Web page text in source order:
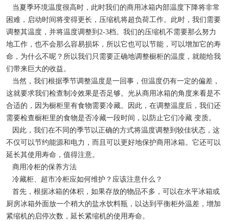
当夏季环境温度很高时，此时我们的商用冰箱内部温度下降将非常
困难，启动时间将变得更长，压缩机将超负荷工作。此时，我们需要
调整其温度，并将温度调整到2-3档。我们的压缩机不需要那么努力
地工作，也不会那么容易损坏，所以它也可以节能，可以增加它的寿
命，为什么不呢？所以我们只需要正确地调整橱柜的温度，就能给我
们带来巨大的收益。
当然，我们根据季节调整温度是一回事，但温度仍有一定的偏差，
这就要求我们检查制冷效果是否足够。光从商用冰箱的角度来看是不
合适的，因为橱柜里有食物需要冷藏。因此，在调整温度后，我们还
需要检查橱柜里的食物是否冷藏一段时间，以防止它们冷藏 变质。
因此，我们在不同的季节以正确的方式将温度调整到较佳状态，这
不仅可以节约能源和电力，而且可以更好地保护商用冰箱。它还可以
延长其使用寿命，值得注意。
商用冷柜的保养方法
冷藏柜、超市冷柜应如何维护？应该注意什么？
首先，根据冰箱的体积，如果存放的物品不多，可以在水平冰箱或
厨房冰箱外面放一个稍大的盐水饮料瓶，以达到平衡柜外温差，增加
紧缩机的启停次数，延长紧缩机的使用寿命。